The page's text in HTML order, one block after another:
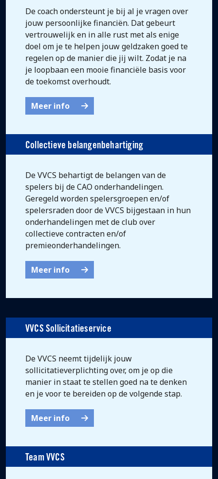
De coach ondersteunt je bij al je vragen over
jouw persoonlijke financiën. Dat gebeurt
vertrouwelijk en in alle rust met als enige
doel om je te helpen jouw geldzaken goed te
regelen op de manier die jij wilt. Zodat je na
je loopbaan een mooie financiële basis voor
de toekomst overhoudt.
Meer info
Collectieve belangenbehartiging
De VVCS behartigt de belangen van de
spelers bij de CAO onderhandelingen.
Geregeld worden spelersgroepen en/of
spelersraden door de VVCS bijgestaan in hun
onderhandelingen met de club over
collectieve contracten en/of
premieonderhandelingen.
Meer info
VVCS Sollicitatieservice
De VVCS neemt tijdelijk jouw
sollicitatieverplichting over, om je op die
manier in staat te stellen goed na te denken
en je voor te bereiden op de volgende stap.
Meer info
Team VVCS